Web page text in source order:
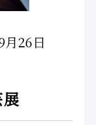
月26日